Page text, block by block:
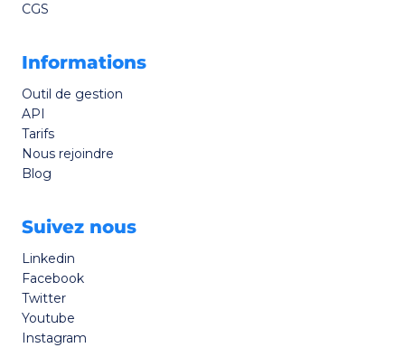
CGS
Informations
Outil de gestion
API
Tarifs
Nous rejoindre
Blog
Suivez nous
Linkedin
Facebook
Twitter
Youtube
Instagram